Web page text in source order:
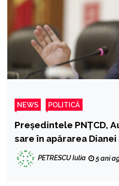
NEWS POLITICĂ
Președintele PNȚCD,
sare în apărarea Dianei
miniștri și ambasada
atac murdar, în stil
PETRESCU Iulia 5 ani